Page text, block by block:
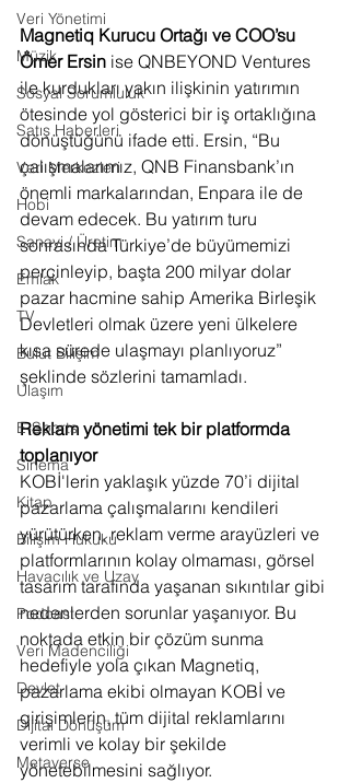
Veri Yönetimi
Müzik
Sosyal Sorumluluk
Satış Haberleri
Veri Merkezleri
Hobi
Sanayi / Üretim
Emlak
TV
Bulut Bilişim
Ulaşım
E-Sports
Sinema
Kitap
Bilişim Hukuku
Havacılık ve Uzay
Podcast
Veri Madenciliği
Devlet
Dijital Dönüşüm
Metaverse
Magnetiq Kurucu Ortağı ve COO’su
Ömer Ersin ise QNBEYOND Ventures
ile kurdukları yakın ilişkinin yatırımın
ötesinde yol gösterici bir iş ortaklığına
dönüştüğünü ifade etti. Ersin, “Bu
çalışmalarımız, QNB Finansbank’ın
önemli markalarından, Enpara ile de
devam edecek. Bu yatırım turu
sonrasında Türkiye’de büyümemizi
perçinleyip, başta 200 milyar dolar
pazar hacmine sahip Amerika Birleşik
Devletleri olmak üzere yeni ülkelere
kısa sürede ulaşmayı planlıyoruz”
şeklinde sözlerini tamamladı.
Reklam yönetimi tek bir platformda
toplanıyor
KOBİ'lerin yaklaşık yüzde 70’i dijital
pazarlama çalışmalarını kendileri
yürütürken, reklam verme arayüzleri ve
platformlarının kolay olmaması, görsel
tasarım tarafında yaşanan sıkıntılar gibi
nedenlerden sorunlar yaşanıyor. Bu
noktada etkin bir çözüm sunma
hedefiyle yola çıkan Magnetiq,
pazarlama ekibi olmayan KOBİ ve
girişimlerin, tüm dijital reklamlarını
verimli ve kolay bir şekilde
yönetebilmesini sağlıyor.